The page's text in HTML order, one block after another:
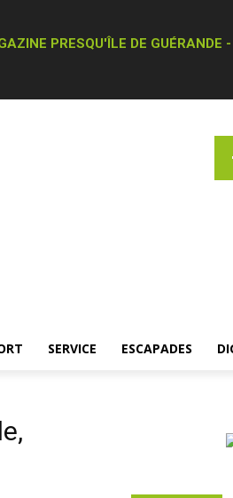
PRESQU'ÎLE DE
SERVICE ESCAPADES